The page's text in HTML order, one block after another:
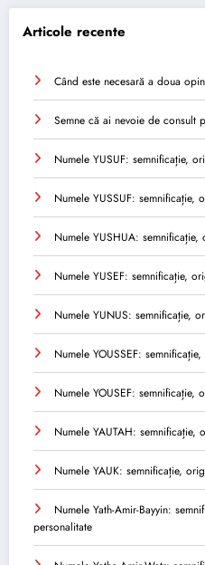
Articole recente
Când este necesară a doua
Semne că ai nevoie de consult
Numele YUSUF: semnificație,
Numele YUSSUF: semnificație,
Numele YUSHUA:
Numele YUSEF: semnificație,
Numele YUNUS: semnificație,
Numele YOUSSEF:
Numele YOUSEF: semnificație,
Numele YAUTAH: semnificație,
Numele YAUK: semnificație,
Numele Yath-Amir-Bayyin:
personalitate